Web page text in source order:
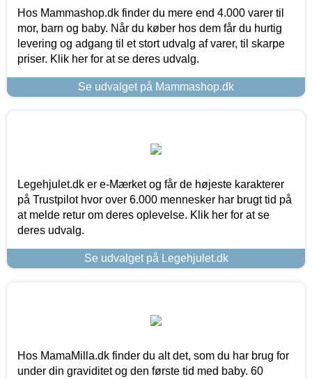
Hos Mammashop.dk finder du mere end 4.000 varer til
mor, barn og baby. Når du køber hos dem får du hurtig
levering og adgang til et stort udvalg af varer, til skarpe
priser. Klik her for at se deres udvalg.
Se udvalget på Mammashop.dk
Legehjulet.dk er e-Mærket og får de højeste karakterer
på Trustpilot hvor over 6.000 mennesker har brugt tid på
at melde retur om deres oplevelse. Klik her for at se
deres udvalg.
Se udvalget på Legehjulet.dk
Hos MamaMilla.dk finder du alt det, som du har brug for
under din graviditet og den første tid med baby. 60